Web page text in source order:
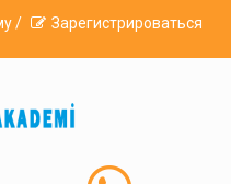
/ Зарегистрироваться